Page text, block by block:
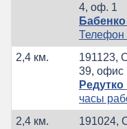
4, оф. 1
Телефон
2,4 км.
191123,
39, офис
часы
2,4 км.
191024,